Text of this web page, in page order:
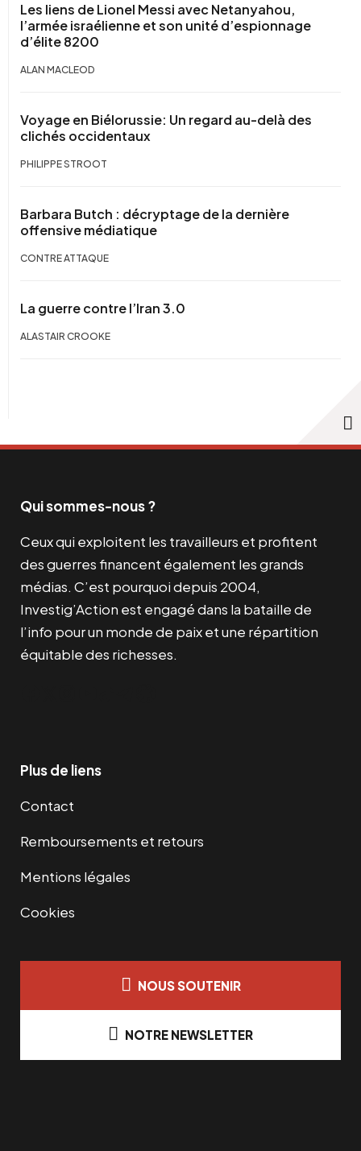
Les liens de Lionel Messi avec Netanyahou,
l’armée israélienne et son unité d’espionnage
d’élite 8200
ALAN MACLEOD
Voyage en Biélorussie: Un regard au-delà des
clichés occidentaux
PHILIPPE STROOT
Barbara Butch : décryptage de la dernière
offensive médiatique
CONTRE ATTAQUE
La guerre contre l’Iran 3.0
ALASTAIR CROOKE
Qui sommes-nous ?
Ceux qui exploitent les travailleurs et profitent
des guerres financent également les grands
médias. C’est pourquoi depuis 2004,
Investig’Action est engagé dans la bataille de
l’info pour un monde de paix et une répartition
équitable des richesses.
Plus de liens
Contact
Remboursements et retours
Mentions légales
Cookies
NOUS SOUTENIR
NOTRE NEWSLETTER